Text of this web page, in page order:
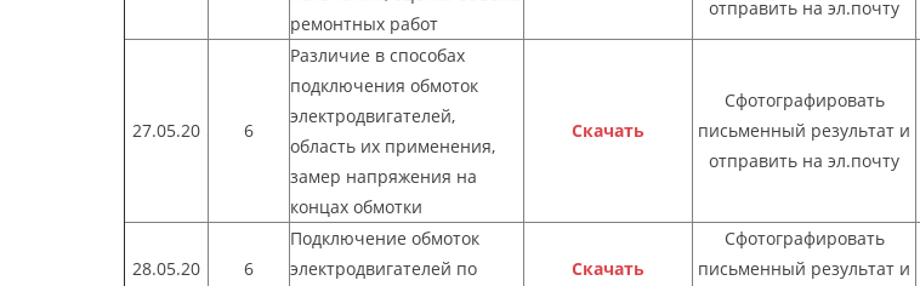
ремонтных работ
отправить на эл.почту
27.05.20 6
Различие в способах
подключения обмоток
электродвигателей,
область их применения,
замер напряжения на
концах обмотки
Скачать
Сфотографировать
письменный результат и
отправить на эл.почту
28.05.20 6
Подключение обмоток
электродвигателей по
Скачать
Сфотографировать
письменный результат и